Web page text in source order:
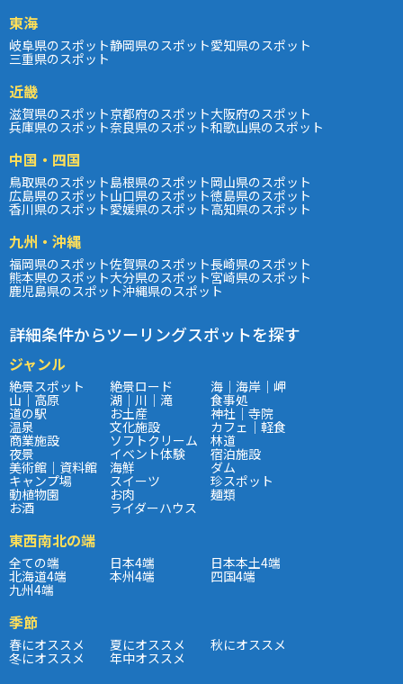
東海
岐阜県のスポット静岡県のスポット愛知県のスポット
三重県のスポット
近畿
滋賀県のスポット京都府のスポット大阪府のスポット
兵庫県のスポット奈良県のスポット和歌山県のスポット
中国・四国
鳥取県のスポット島根県のスポット岡山県のスポット
広島県のスポット山口県のスポット徳島県のスポット
香川県のスポット愛媛県のスポット高知県のスポット
九州・沖縄
福岡県のスポット佐賀県のスポット長崎県のスポット
熊本県のスポット大分県のスポット宮崎県のスポット
鹿児島県のスポット沖縄県のスポット
詳細条件からツーリングスポットを探す
ジャンル
絶景スポット 絶景ロード 海｜海岸｜岬
山｜高原 湖｜川｜滝 食事処
道の駅 お土産 神社｜寺院
温泉 文化施設 カフェ｜軽食
商業施設 ソフトクリーム 林道
夜景 イベント体験 宿泊施設
美術館｜資料館 海鮮 ダム
キャンプ場 スイーツ 珍スポット
動植物園 お肉 麺類
お酒 ライダーハウス
東西南北の端
全ての端 日本4端 日本本土4端
北海道4端 本州4端 四国4端
九州4端
季節
春にオススメ 夏にオススメ 秋にオススメ
冬にオススメ 年中オススメ